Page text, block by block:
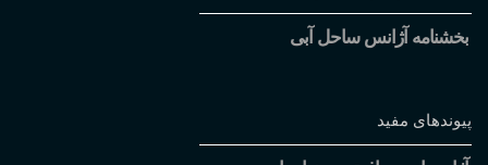
بخشنامه آژانس ساحل آبی
پیوندهای مفید